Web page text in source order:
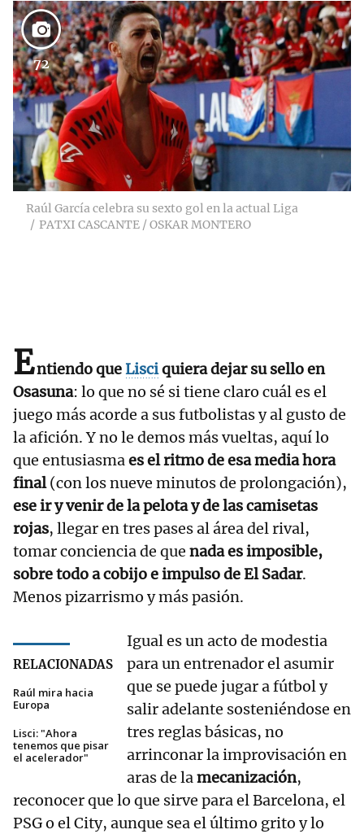
72
Raúl García celebra su sexto gol en la actual Liga
PATXI CASCANTE / OSKAR MONTERO
Entiendo queLisciquiera dejar su sello en
Osasuna: lo que no sé si tiene claro cuál es el
juego más acorde a sus futbolistas y al gusto de
la afición. Y no le demos más vueltas, aquí lo
que entusiasmaes el ritmo de esa media hora
final(con los nueve minutos de prolongación),
ese ir y venir de la pelota y de las camisetas
rojas, llegar en tres pases al área del rival,
tomar conciencia de que nada es imposible,
sobre todo a cobijo e impulso de El Sadar.
Menos pizarrismo y más pasión.
RELACIONADAS
Raúl mira hacia
Europa
Lisci: "Ahora
tenemos que pisar
el acelerador"
Igual es un acto de modestia
para un entrenador el asumir
que se puede jugar a fútbol y
salir adelante sosteniéndose en
tres reglas básicas, no
arrinconar la improvisación en
aras de lamecanización,
reconocer que lo que sirve para el Barcelona, el
PSG o el City, aunque sea el último grito y lo